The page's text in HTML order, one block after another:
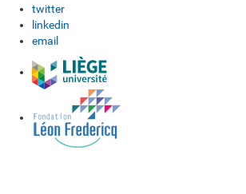
twitter
linkedin
email